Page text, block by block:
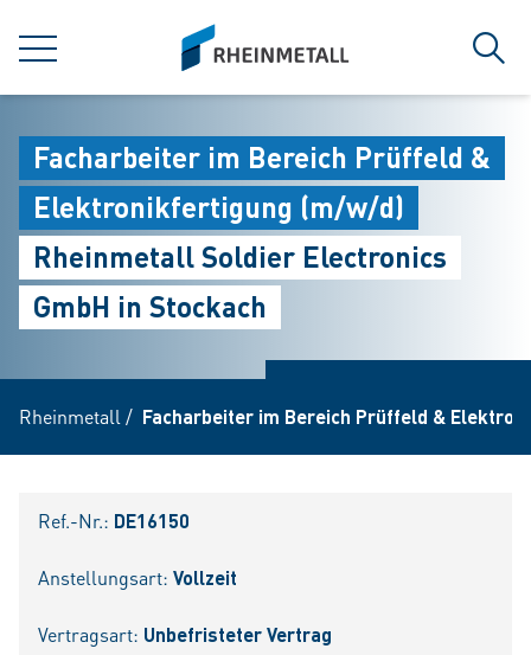
MENÜ
siteLogo
Facharbeiter im Bereich Prüffeld &
Elektronikfertigung (m/w/d)
Rheinmetall Soldier Electronics
GmbH in Stockach
Rheinmetall / Facharbeiter im Bereich Prüffeld &
Ref.-Nr.: DE16150
Anstellungsart: Vollzeit
Vertragsart: Unbefristeter Vertrag